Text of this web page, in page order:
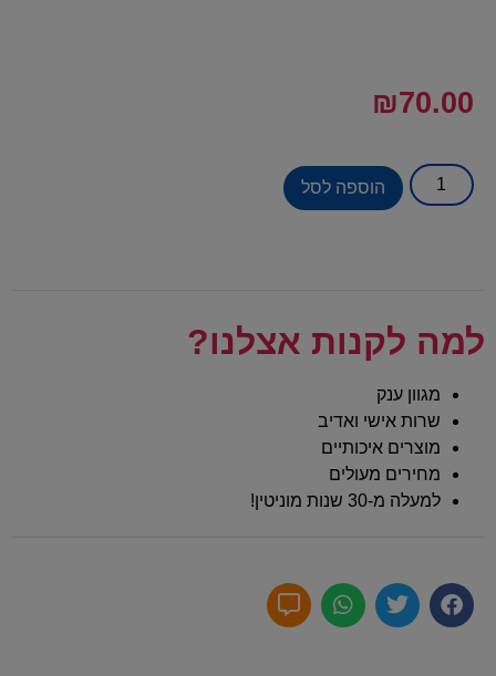
₪70.00
הוספה לסל
למה לקנות אצלנו?
מגוון ענק
שרות אישי ואדיב
מוצרים איכותיים
מחירים מעולים
למעלה מ-30 שנות מוניטין!